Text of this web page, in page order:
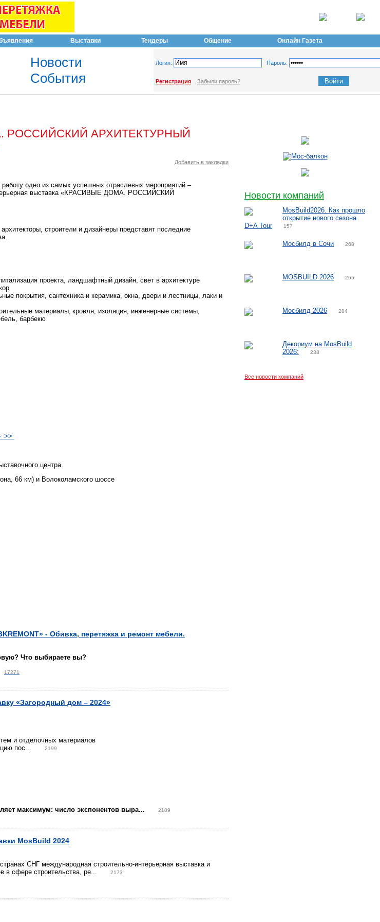
Выставки Тендеры Общение Онлайн Газета
Новости
События
Логин: Пароль:
Регистрация Забыли пароль?
РОССИЙСКИЙ АРХИТЕКТУРНЫЙ
Добавить в закладки
работу одно из самых успешных отраслевых мероприятий –
выставка «КРАСИВЫЕ ДОМА. РОССИЙСКИЙ
строители и дизайнеры представят последние
проекта, ландшафтный дизайн, свет в архитектуре
покрытия, сантехника и керамика, окна, двери и лестницы, лаки и
материалы, кровля, изоляция, инженерные системы,
барбекю
>>
центра.
66 км) и Волоколамского шоссе
- Обивка, перетяжка и ремонт мебели.
Что выбираете вы?
17271
«Загородный дом – 2024»
и отделочных материалов
пос...
2199
максимум: число экспонентов выра... 2109
MosBuild 2024
СНГ международная строительно-интерьерная выставка и
в сфере строительства, ре...
2173
Новости компаний
MosBuild2026. Как прошло
открытие нового сезона
D+A Tour
157
Мосбилд в Сочи 268
MOSBUILD 2026 265
Мосбилд 2026 284
Декориум на MosBuild
2026:
238
Все новости компаний